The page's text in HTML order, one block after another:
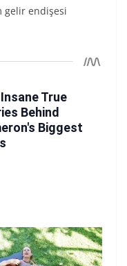
gelir endişesi